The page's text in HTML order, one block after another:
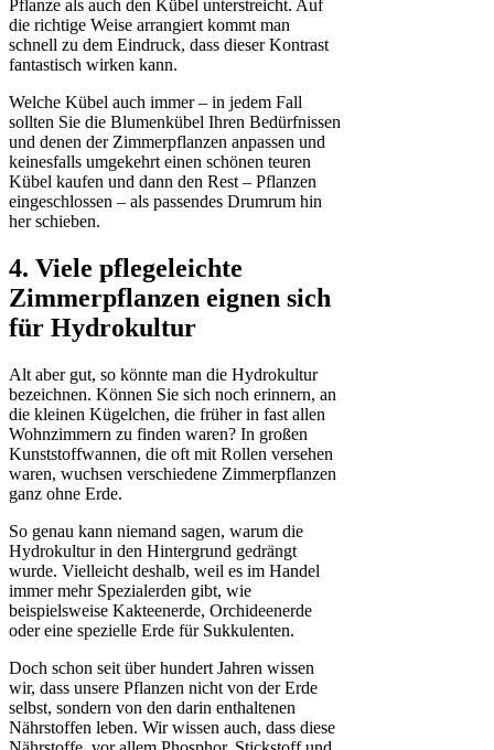
Pflanze als auch den Kübel unterstreicht. Auf
die richtige Weise arrangiert kommt man
schnell zu dem Eindruck, dass dieser Kontrast
fantastisch wirken kann.
Welche Kübel auch immer – in jedem Fall
sollten Sie die Blumenkübel Ihren Bedürfnissen
und denen der Zimmerpflanzen anpassen und
keinesfalls umgekehrt einen schönen teuren
Kübel kaufen und dann den Rest – Pflanzen
eingeschlossen – als passendes Drumrum hin
her schieben.
4. Viele pflegeleichte
Zimmerpflanzen eignen sich
für Hydrokultur
Alt aber gut, so könnte man die Hydrokultur
bezeichnen. Können Sie sich noch erinnern, an
die kleinen Kügelchen, die früher in fast allen
Wohnzimmern zu finden waren? In großen
Kunststoffwannen, die oft mit Rollen versehen
waren, wuchsen verschiedene Zimmerpflanzen
ganz ohne Erde.
So genau kann niemand sagen, warum die
Hydrokultur in den Hintergrund gedrängt
wurde. Vielleicht deshalb, weil es im Handel
immer mehr Spezialerden gibt, wie
beispielsweise Kakteenerde, Orchideenerde
oder eine spezielle Erde für Sukkulenten.
Doch schon seit über hundert Jahren wissen
wir, dass unsere Pflanzen nicht von der Erde
selbst, sondern von den darin enthaltenen
Nährstoffen leben. Wir wissen auch, dass diese